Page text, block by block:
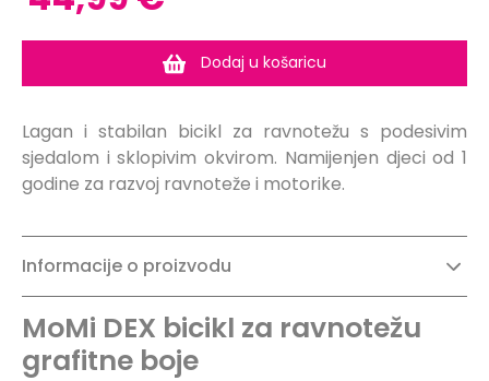
Dodaj u košaricu
Lagan i stabilan bicikl za ravnotežu s podesivim
sjedalom i sklopivim okvirom. Namijenjen djeci od 1
godine za razvoj ravnoteže i motorike.
Informacije o proizvodu
MoMi DEX bicikl za ravnotežu
grafitne boje